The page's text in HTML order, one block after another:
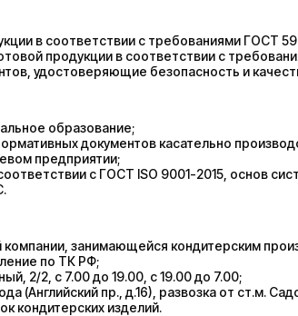
в соответствии с требованиями ГОСТ
продукции в соответствии с
удостоверяющие безопасность и
образование;
документов касательно
предприятии;
с ГОСТ ISO 9001-2015, основ
компании, занимающейся кондитерским
по ТК РФ;
2/2, с 7.00 до 19.00, с 19.00 до 7.00;
(Английский пр., д.16), развозка от ст.м.
кондитерских изделий.